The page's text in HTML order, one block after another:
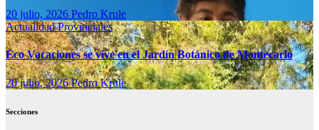
20 julio, 2026 Pedro Krule
ActualidadProvinciales
Eco Vacaciones se vive en el Jardín Botánico de Montecarlo
20 julio, 2026Pedro Krule
Secciones